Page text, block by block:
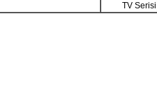
TV Serisi